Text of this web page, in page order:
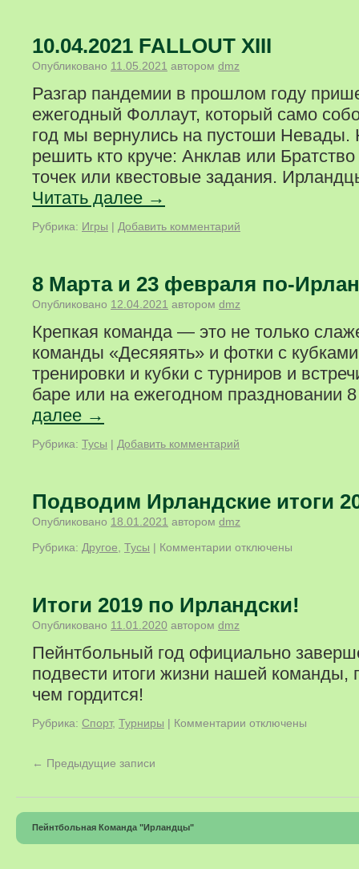
10.04.2021 FALLOUT XIII
Опубликовано 11.05.2021 автором dmz
Разгар пандемии в прошлом году
ежегодный Фоллаут, который само
год мы вернулись на пустоши Невады.
решить кто круче: Анклав или
точек или квестовые задания.
Читать далее →
Рубрика: Игры | Добавить комментарий
8 Марта и 23 февраля по-
Опубликовано 12.04.2021 автором dmz
Крепкая команда — это не только
команды «Десяяять» и фотки с
тренировки и кубки с турниров и
баре или на ежегодном праздновании
далее →
Рубрика: Тусы | Добавить комментарий
Подводим Ирландские итоги
Опубликовано 18.01.2021 автором dmz
Рубрика: Другое Тусы | Комментарии отключены
Итоги 2019 по Ирландски!
Опубликовано 11.01.2020 автором dmz
Пейнтбольный год официально
подвести итоги жизни нашей команды,
чем гордится!
Рубрика: Спорт, Турниры | Комментарии отключены
← Предыдущие записи
Пейнтбольная Команда "Ирландцы"